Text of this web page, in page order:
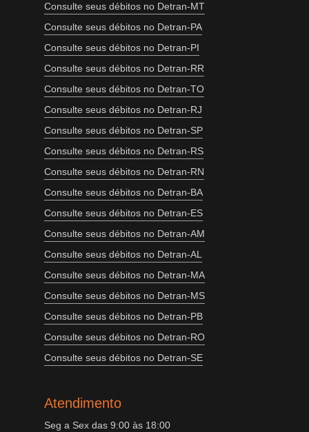
Consulte seus débitos no Detran-MT
Consulte seus débitos no Detran-PA
Consulte seus débitos no Detran-PI
Consulte seus débitos no Detran-RR
Consulte seus débitos no Detran-TO
Consulte seus débitos no Detran-RJ
Consulte seus débitos no Detran-SP
Consulte seus débitos no Detran-RS
Consulte seus débitos no Detran-RN
Consulte seus débitos no Detran-BA
Consulte seus débitos no Detran-ES
Consulte seus débitos no Detran-AM
Consulte seus débitos no Detran-AL
Consulte seus débitos no Detran-MA
Consulte seus débitos no Detran-MS
Consulte seus débitos no Detran-PB
Consulte seus débitos no Detran-RO
Consulte seus débitos no Detran-SE
Atendimento
Seg a Sex das 9:00 às 18:00